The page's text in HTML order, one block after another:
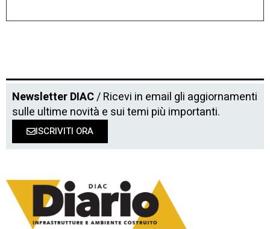
Newsletter DIAC/ Ricevi in email gli aggiornamenti
sulle ultime novità e sui temi più importanti.
ISCRIVITI ORA